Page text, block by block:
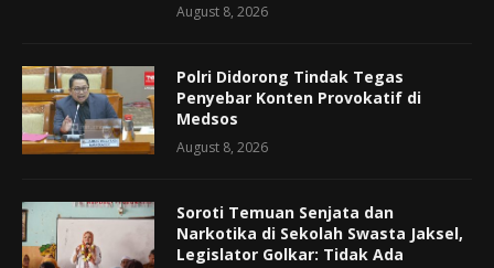
August 8, 2026
Polri Didorong Tindak Tegas
Penyebar Konten Provokatif di
Medsos
August 8, 2026
Soroti Temuan Senjata dan
Narkotika di Sekolah Swasta Jaksel,
Legislator Golkar: Tidak Ada